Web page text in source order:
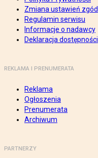
Zmiana ustawień zgód
Regulamin serwisu
Informacje o nadawcy
Deklaracja dostępności
REKLAMA I PRENUMERATA
Reklama
Ogłoszenia
Prenumerata
Archiwum
PARTNERZY